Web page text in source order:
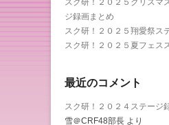
スク研！２０２５クリスマ
ジ録画まとめ
スク研！２０２５翔愛祭ス
スク研！２０２５夏フェス
最近のコメント
スク研！２０２４ステージ
雪＠CRF48部長 より